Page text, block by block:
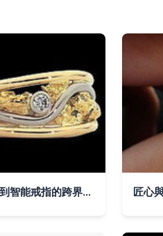
鉆戒選購指南 從香港妮歌珠寶到智能戒指的跨界魅力